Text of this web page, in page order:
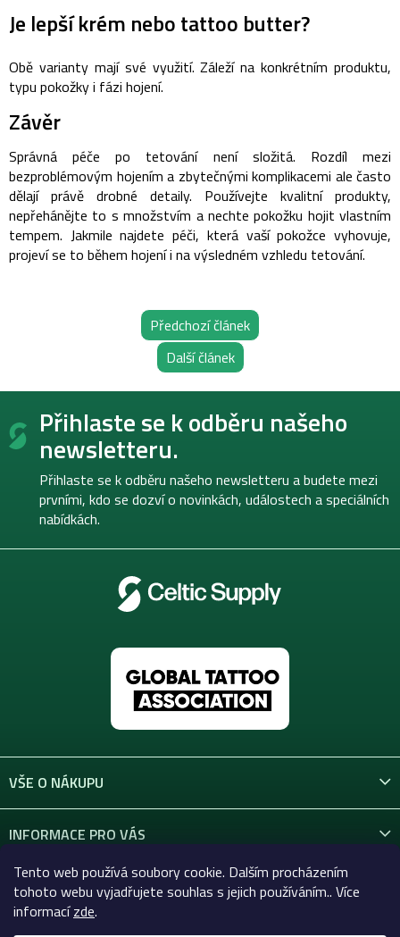
Tento web používá soubory cookie. Dalším procházením
tohoto webu vyjadřujete souhlas s jejich používáním.. Více
informacízde.
Je lepší krém nebo tattoo butter?
Obě varianty mají své využití. Záleží na konkrétním produktu,
typu pokožky i fázi hojení.
Závěr
Správná péče po tetování není složitá. Rozdíl mezi
bezproblémovým hojením a zbytečnými komplikacemi ale často
dělají právě drobné detaily. Používejte kvalitní produkty,
nepřehánějte to s množstvím a nechte pokožku hojit vlastním
tempem. Jakmile najdete péči, která vaší pokožce vyhovuje,
projeví se to během hojení i na výsledném vzhledu tetování.
Předchozí článek
Další článek
Z
Přihlaste se k odběru našeho
newsletteru.
Přihlaste se k odběru našeho newsletteru a budete mezi
prvními, kdo se dozví o novinkách, událostech a speciálních
nabídkách.
VŠE O NÁKUPU
INFORMACE PRO VÁS
KONTAKT